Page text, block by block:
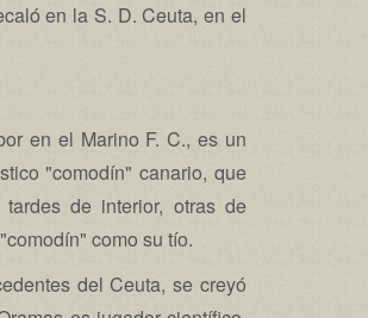
en la S. D. Ceuta, en el
en el Marino F. C., es un
"comodín" canario, que
de interior, otras de
como su tío.
del Ceuta, se creyó